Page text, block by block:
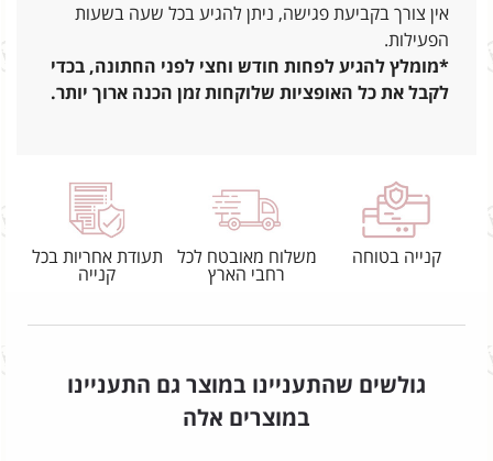
אין צורך בקביעת פגישה, ניתן להגיע בכל שעה בשעות
הפעילות.
*מומלץ להגיע לפחות חודש וחצי לפני החתונה, בכדי
לקבל את כל האופציות שלוקחות זמן הכנה ארוך יותר.
קנייה בטוחה
משלוח מאובטח לכל
רחבי הארץ
תעודת אחריות בכל
קנייה
גולשים שהתעניינו במוצר גם התעניינו
במוצרים אלה